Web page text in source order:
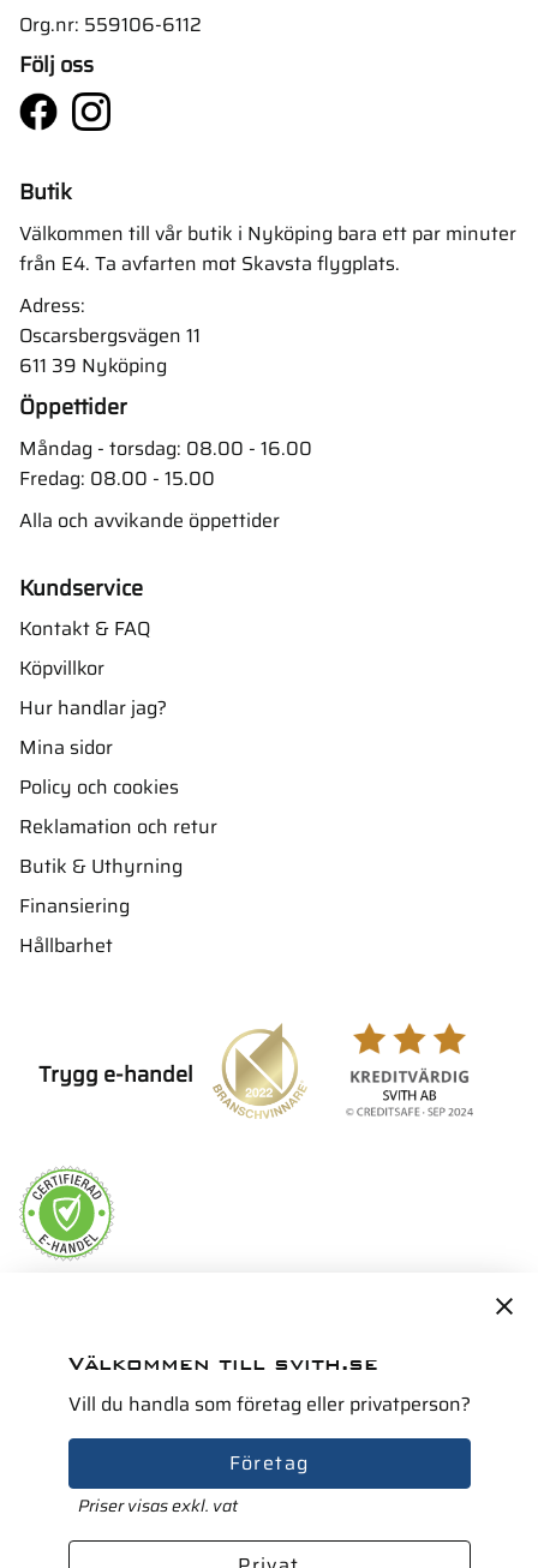
Org.nr: 559106-6112
Följ oss
Butik
Välkommen till vår butik i Nyköping bara ett par minuter
från E4. Ta avfarten mot Skavsta flygplats.
Adress:
Oscarsbergsvägen 11
611 39 Nyköping
Öppettider
Måndag - torsdag: 08.00 - 16.00
Fredag: 08.00 - 15.00
Alla och avvikande öppettider
Kundservice
Kontakt & FAQ
Köpvillkor
Hur handlar jag?
Mina sidor
Policy och cookies
Reklamation och retur
Butik & Uthyrning
Finansiering
Hållbarhet
Trygg e-handel
Välkommen till svith.se
Vill du handla som företag eller privatperson?
Företag
Priser visas exkl. vat